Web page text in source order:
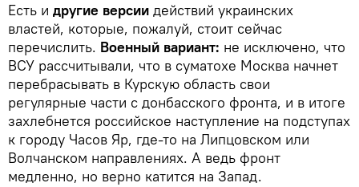
Есть и другие версии действий украинских
властей, которые, пожалуй, стоит сейчас
перечислить. Военный вариант: не исключено, что
ВСУ рассчитывали, что в суматохе Москва начнет
перебрасывать в Курскую область свои
регулярные части с донбасского фронта, и в итоге
захлебнется российское наступление на подступах
к городу Часов Яр, где-то на Липцовском или
Волчанском направлениях. А ведь фронт
медленно, но верно катится на Запад.